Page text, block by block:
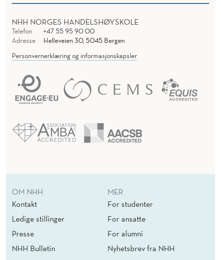
NHH NORGES HANDELSHØYSKOLE
Telefon
+47 55 95 90 00
Adresse
Helleveien 30, 5045 Bergen
Personvernerklæring og informasjonskapsler
OM NHH
Kontakt
Ledige stillinger
Presse
NHH Bulletin
MER
For studenter
For ansatte
For alumni
Nyhetsbrev fra NHH